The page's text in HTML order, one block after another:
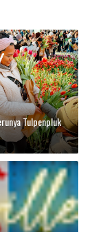
Tulpenpluk